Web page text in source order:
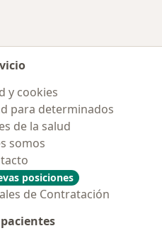
y cookies
para determinados
de la salud
somos
posiciones
de Contratación